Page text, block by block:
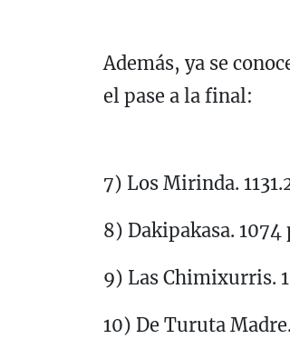
Además, ya se
el pase a la final:
7) Los Mirinda.
8) Dakipakasa. 1074
9) Las Chimixurris.
10) De Turuta